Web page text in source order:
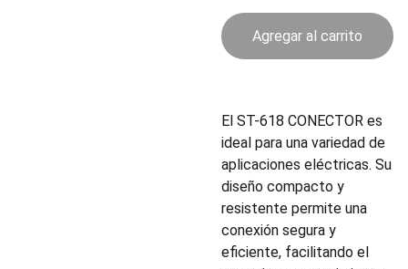
Agregar al carrito
El ST-618 CONECTOR es
ideal para una variedad de
aplicaciones eléctricas. Su
diseño compacto y
resistente permite una
conexión segura y
eficiente, facilitando el